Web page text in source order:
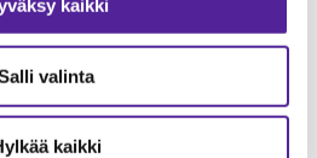
kaikki
valinta
kaikki